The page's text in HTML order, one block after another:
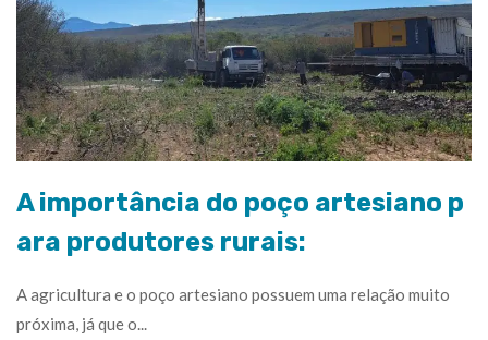
A importância do poço artesiano p
ara produtores rurais:
A agricultura e o poço artesiano possuem uma relação muito
próxima, já que o...